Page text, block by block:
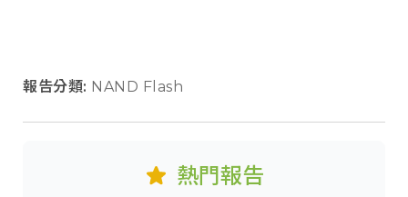
報告分類: NAND Flash
熱門報告